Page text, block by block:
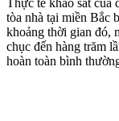
Thực tế khảo sát
tòa nhà tại miền Bắc
khoảng thời gian đó,
chục đến hàng trăm
hoàn toàn bình